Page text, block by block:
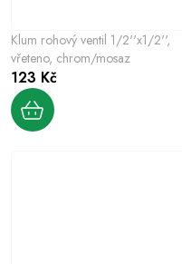
Klum rohový ventil 1/2''x1/2'',
vřeteno, chrom/mosaz
123 Kč